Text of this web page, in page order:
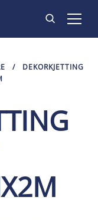
/
DEKORKJETTING